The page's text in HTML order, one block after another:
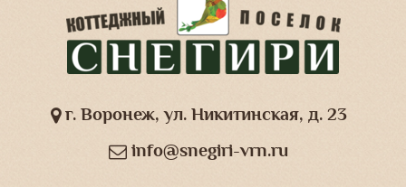
г. Воронеж, ул. Никитинская, д. 23
info@snegiri-vrn.ru